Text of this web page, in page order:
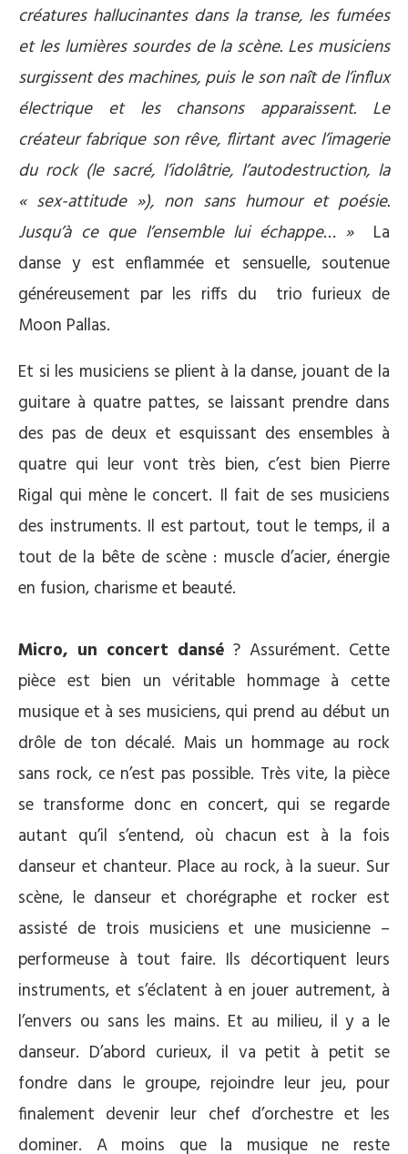
créatures hallucinantes dans la transe, les fumées
et les lumières sourdes de la scène. Les musiciens
surgissent des machines, puis le son naît de l’influx
électrique et les chansons apparaissent. Le
créateur fabrique son rêve, flirtant avec l’imagerie
du rock (le sacré, l’idolâtrie, l’autodestruction, la
« sex-attitude »), non sans humour et poésie.
Jusqu’à ce que l’ensemble lui échappe… » La
danse y est enflammée et sensuelle, soutenue
généreusement par les riffs du trio furieux de
Moon Pallas.
Et si les musiciens se plient à la danse, jouant de la
guitare à quatre pattes, se laissant prendre dans
des pas de deux et esquissant des ensembles à
quatre qui leur vont très bien, c’est bien Pierre
Rigal qui mène le concert. Il fait de ses musiciens
des instruments. Il est partout, tout le temps, il a
tout de la bête de scène : muscle d’acier, énergie
en fusion, charisme et beauté.
Micro, un concert dansé? Assurément. Cette
pièce est bien un véritable hommage à cette
musique et à ses musiciens, qui prend au début un
drôle de ton décalé. Mais un hommage au rock
sans rock, ce n’est pas possible. Très vite, la pièce
se transforme donc en concert, qui se regarde
autant qu’il s’entend, où chacun est à la fois
danseur et chanteur. Place au rock, à la sueur. Sur
scène, le danseur et chorégraphe et rocker est
assisté de trois musiciens et une musicienne –
performeuse à tout faire. Ils décortiquent leurs
instruments, et s’éclatent à en jouer autrement, à
l’envers ou sans les mains. Et au milieu, il y a le
danseur. D’abord curieux, il va petit à petit se
fondre dans le groupe, rejoindre leur jeu, pour
finalement devenir leur chef d’orchestre et les
dominer. A moins que la musique ne reste